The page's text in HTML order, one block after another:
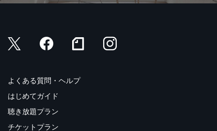
よくある質問・ヘルプ
はじめてガイド
聴き放題プラン
チケットプラン